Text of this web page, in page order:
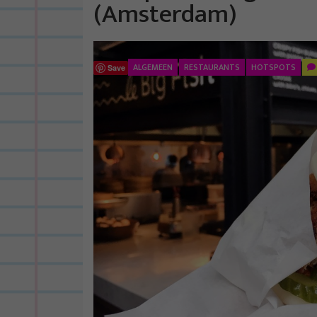
(Amsterdam)
Save ALGEMEEN RESTAURANTS HOTSPOTS